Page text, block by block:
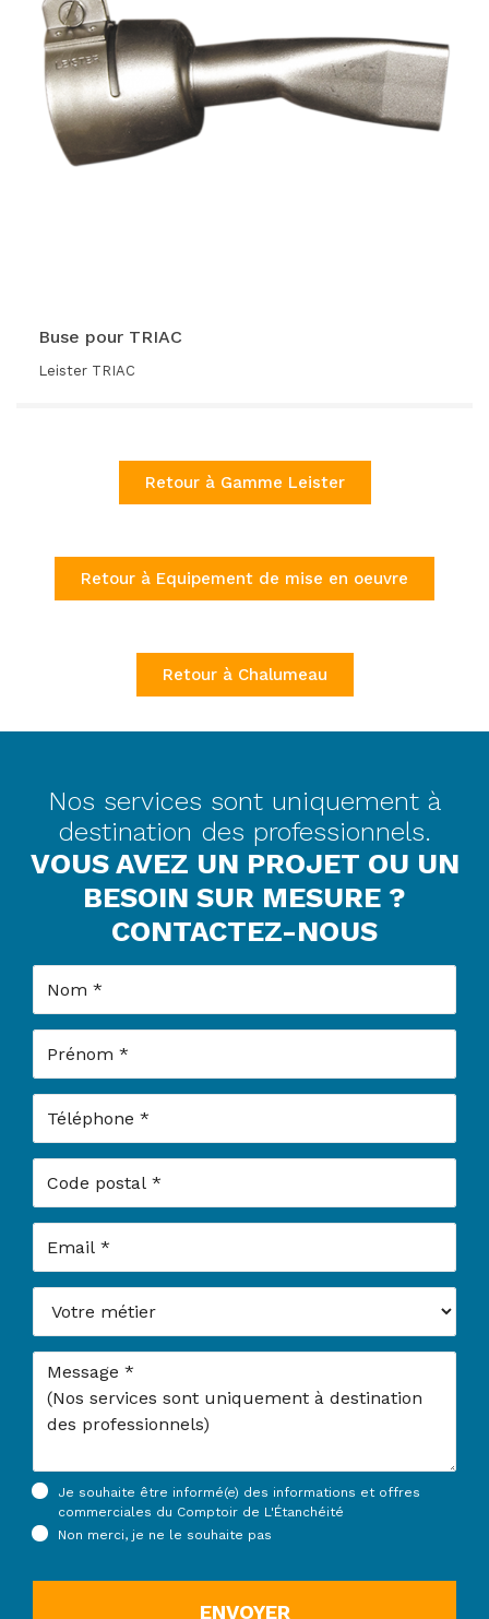
Buse pour TRIAC
Leister TRIAC
Retour à Gamme Leister
Retour à Equipement de mise en oeuvre
Retour à Chalumeau
Nos services sont uniquement à
destination des professionnels.
VOUS AVEZ UN PROJET OU UN
BESOIN SUR MESURE ?
CONTACTEZ-NOUS
Message
Je souhaite être informé(e) des informations et offres
commerciales du Comptoir de L'Étanchéité
Non merci, je ne le souhaite pas
ENVOYER